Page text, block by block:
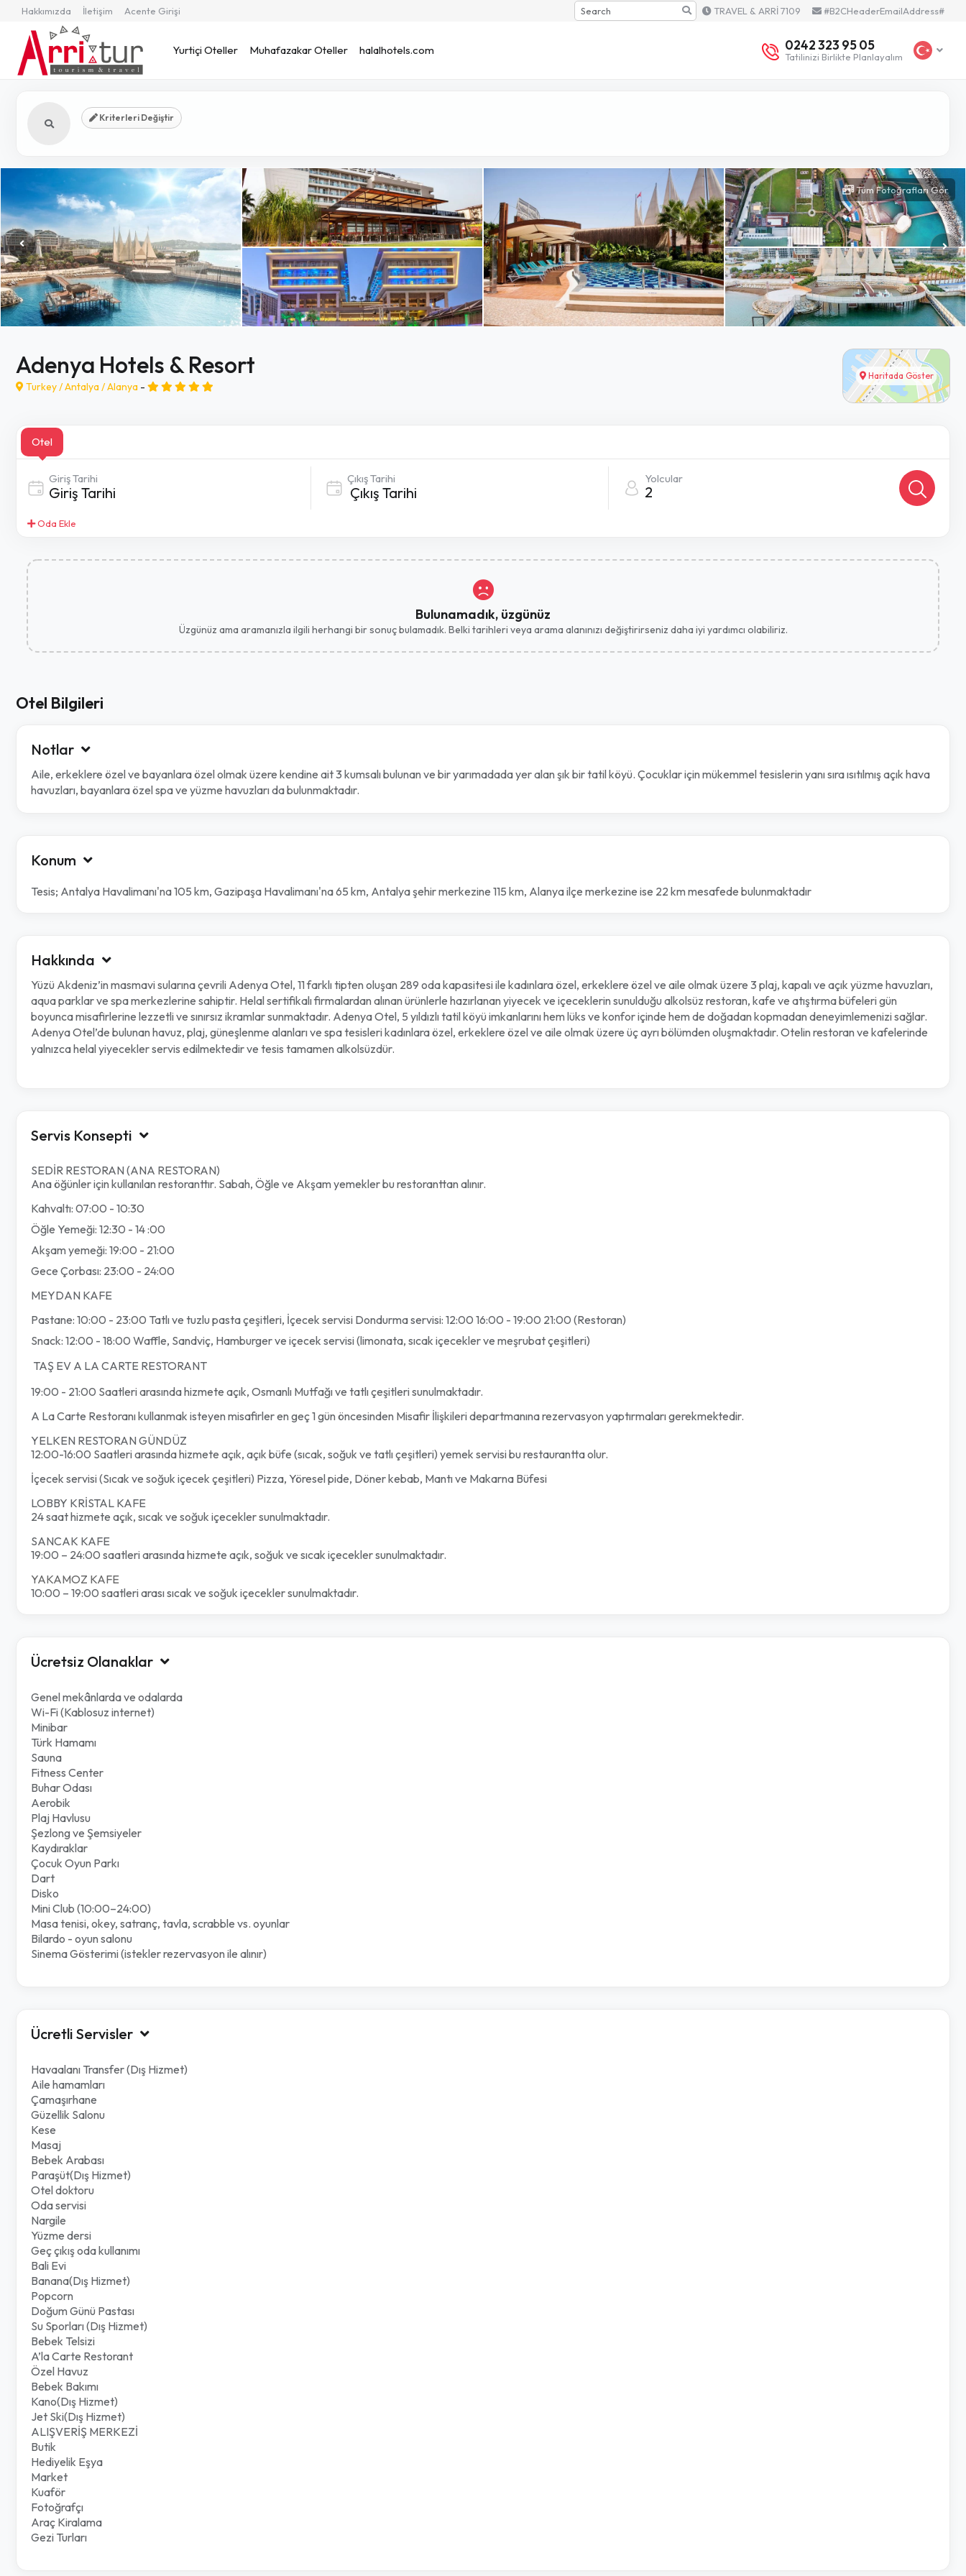
Hakkımızda İletişim Acente Girişi Search TRAVEL & ARRİ 7109 #B2CHeaderEmailAddress#
Yurtiçi Oteller Muhafazakar Oteller halalhotels.com 0242 323 95 05
Tatilinizi Birlikte Planlayalım
Kriterleri Değiştir
Tüm Fotoğrafları Gör
Adenya Hotels & Resort
Turkey /Antalya/Alanya -
Haritada Göster
Otel
Giriş Tarihi Çıkış Tarihi Yolcular
2
Oda Ekle
Bulunamadık, üzgünüz
Üzgünüz ama aramanızla ilgili herhangi bir sonuç bulamadık. Belki tarihleri ​​veya arama alanınızı değiştirirseniz daha iyi yardımcı olabiliriz.
Otel Bilgileri
Notlar
Aile, erkeklere özel ve bayanlara özel olmak üzere kendine ait 3 kumsalı bulunan ve bir yarımadada yer alan şık bir tatil köyü. Çocuklar için mükemmel tesislerin yanı sıra ısıtılmış açık hava
havuzları, bayanlara özel spa ve yüzme havuzları da bulunmaktadır.
Konum
Tesis; Antalya Havalimanı'na105 km, Gazipaşa Havalimanı'na65 km, Antalya şehir merkezine 115 km, Alanya ilçe merkezine ise 22 km mesafede bulunmaktadır
Hakkında
Yüzü Akdeniz’in masmavi sularına çevrili Adenya Otel, 11 farklı tipten oluşan 289 oda kapasitesi ile kadınlara özel, erkeklere özel ve aile olmak üzere 3 plaj, kapalı ve açık yüzme havuzları,
aqua parklar ve spa merkezlerine sahiptir. Helal sertifikalı firmalardan alınan ürünlerle hazırlanan yiyecek ve içeceklerin sunulduğu alkolsüz restoran, kafe ve atıştırma büfeleri gün
boyunca misafirlerine lezzetli ve sınırsız ikramlar sunmaktadır. Adenya Otel, 5 yıldızlı tatil köyü imkanlarını hem lüks ve konfor içinde hem de doğadan kopmadan deneyimlemenizi sağlar.
Adenya Otel’de bulunan havuz, plaj, güneşlenme alanları ve spa tesisleri kadınlara özel, erkeklere özel ve aile olmak üzere üç ayrı bölümden oluşmaktadır. Otelin restoran ve kafelerinde
yalnızca helal yiyecekler servis edilmektedir ve tesis tamamen alkolsüzdür.
Servis Konsepti
SEDİR RESTORAN (ANA RESTORAN)
Ana öğünler için kullanılan restoranttır. Sabah, Öğle ve Akşam yemekler bu restoranttan alınır.
Kahvaltı: 07:00 - 10:30
Öğle Yemeği: 12:30 - 14 :00
Akşam yemeği: 19:00 - 21:00
Gece Çorbası: 23:00 - 24:00
MEYDAN KAFE
Pastane: 10:00 - 23:00 Tatlı ve tuzlu pasta çeşitleri, İçecek servisi Dondurma servisi: 12:00 16:00 - 19:00 21:00 (Restoran)
Snack: 12:00 - 18:00 Waffle, Sandviç, Hamburger ve içecek servisi (limonata, sıcak içecekler ve meşrubat çeşitleri)
TAŞ EV A LA CARTE RESTORANT
19:00 - 21:00 Saatleri arasında hizmete açık, Osmanlı Mutfağı ve tatlı çeşitleri sunulmaktadır.
A La Carte Restoranı kullanmak isteyen misafirler en geç 1 gün öncesinden Misafir İlişkileri departmanına rezervasyon yaptırmaları gerekmektedir.
YELKEN RESTORAN GÜNDÜZ
12:00-16:00 Saatleri arasında hizmete açık, açık büfe (sıcak, soğuk ve tatlı çeşitleri) yemek servisi bu restaurantta olur.
İçecek servisi (Sıcak ve soğuk içecek çeşitleri) Pizza, Yöresel pide, Döner kebab, Mantı ve Makarna Büfesi
LOBBY KRİSTAL KAFE
24 saat hizmete açık, sıcak ve soğuk içecekler sunulmaktadır.
SANCAK KAFE
19:00 – 24:00 saatleri arasında hizmete açık, soğuk ve sıcak içecekler sunulmaktadır.
YAKAMOZ KAFE
10:00 – 19:00 saatleri arası sıcak ve soğuk içecekler sunulmaktadır.
Ücretsiz Olanaklar
Genel mekânlarda ve odalarda
Wi-Fi (Kablosuz internet)
Minibar
Türk Hamamı
Sauna
Fitness Center
Buhar Odası
Aerobik
Plaj Havlusu
Şezlong ve Şemsiyeler
Kaydıraklar
Çocuk Oyun Parkı
Dart
Disko
Mini Club (10:00–24:00)
Masa tenisi, okey, satranç, tavla, scrabble vs. oyunlar
Bilardo - oyun salonu
Sinema Gösterimi (istekler rezervasyon ile alınır)
Ücretli Servisler
Havaalanı Transfer (Dış Hizmet)
Aile hamamları
Çamaşırhane
Güzellik Salonu
Kese
Masaj
Bebek Arabası
Paraşüt(Dış Hizmet)
Otel doktoru
Oda servisi
Nargile
Yüzme dersi
Geç çıkış oda kullanımı
Bali Evi
Banana(Dış Hizmet)
Popcorn
Doğum Günü Pastası
Su Sporları (Dış Hizmet)
Bebek Telsizi
A’la Carte Restorant
Özel Havuz
Bebek Bakımı
Kano(Dış Hizmet)
Jet Ski(Dış Hizmet)
ALIŞVERİŞ MERKEZİ
Butik
Hediyelik Eşya
Market
Kuaför
Fotoğrafçı
Araç Kiralama
Gezi Turları